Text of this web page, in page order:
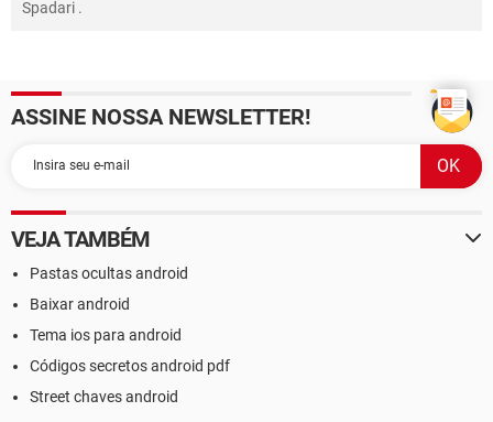
Spadari .
ASSINE NOSSA NEWSLETTER!
VEJA TAMBÉM
Pastas ocultas android
Baixar android
Tema ios para android
Códigos secretos android pdf
Street chaves android